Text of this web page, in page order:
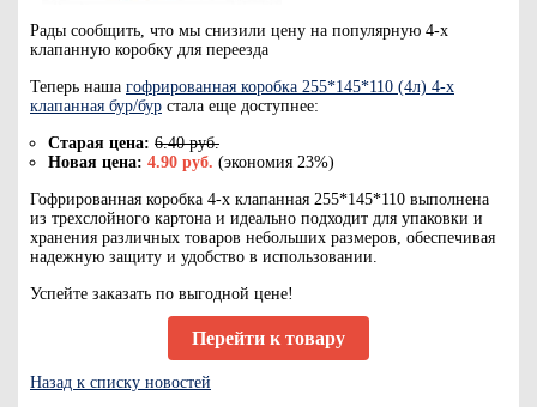
Рады сообщить, что мы снизили цену на популярную 4-х
клапанную коробку для переезда
Теперь наша гофрированная коробка 255*145*110 (4л) 4-х
клапанная бур/бур стала еще доступнее:
Старая цена: 6.40 руб.
Новая цена: 4.90 руб. (экономия 23%)
Гофрированная коробка 4-х клапанная 255*145*110 выполнена
из трехслойного картона и идеально подходит для упаковки и
хранения различных товаров небольших размеров, обеспечивая
надежную защиту и удобство в использовании.
Успейте заказать по выгодной цене!
Перейти к товару
Назад к списку новостей